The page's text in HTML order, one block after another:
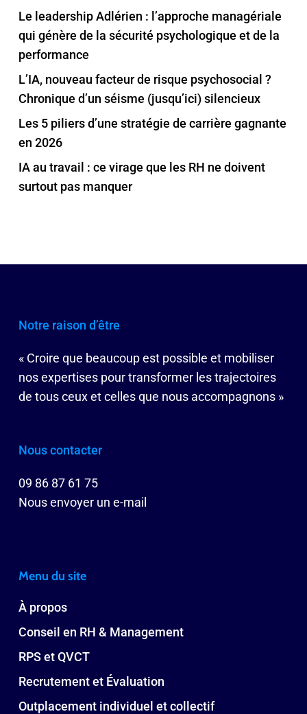
Le leadership Adlérien : l’approche managériale
qui génère de la sécurité psychologique et de la
performance
L’IA, nouveau facteur de risque psychosocial ?
Chronique d’un séisme (jusqu’ici) silencieux
Les 5 piliers d’une stratégie de carrière gagnante
en 2026
IA au travail : ce virage que les RH ne doivent
surtout pas manquer
Notre raison d’être
« Croire que beaucoup est possible et mobiliser
nos expertises pour transformer les trajectoires
de tous ceux et celles que nous accompagnons »
Nous contacter
09 86 87 61 75
Nous envoyer un e-mail
Menu du site
À propos
Conseil en RH & Management
RPS et QVCT
Recrutement et Évaluation
Outplacement individuel et collectif